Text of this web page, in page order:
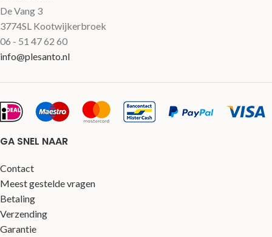
De Vang 3
3774SL Kootwijkerbroek
06 - 51 47 62 60
info@plesanto.nl
GA SNEL NAAR
Contact
Meest gestelde vragen
Betaling
Verzending
Garantie